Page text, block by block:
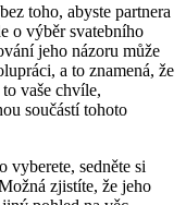
toho, abyste partnera
o výběr svatebního
jeho názoru může
a to znamená, že
vaše chvíle,
součástí tohoto
vyberete, sedněte si
zjistíte, že jeho